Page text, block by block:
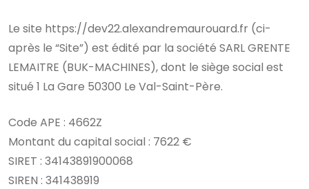
Le site https://dev22.alexandremaurouard.fr (ci-
après le “Site”) est édité par la société SARL GRENTE
LEMAITRE (BUK-MACHINES), dont le siège social est
situé 1 La Gare 50300 Le Val-Saint-Père.
Code APE : 4662Z
Montant du capital social : 7622 €
SIRET : 34143891900068
SIREN : 341438919